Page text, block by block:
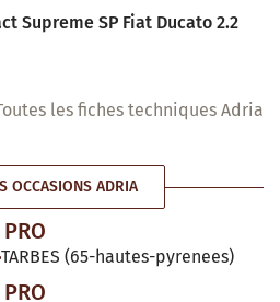
Supreme SP Fiat Ducato 2.2
les fiches techniques Adria
OCCASIONS ADRIA
TARBES (65-hautes-pyrenees)